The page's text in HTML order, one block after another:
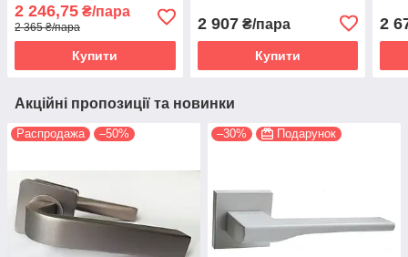
2 246,75 ₴/пара
2 365 ₴/пара
Купити
2 907₴/пара
Купити
2
Акційні пропозиції та новинки
Распродажа –50% –30% Подарунок